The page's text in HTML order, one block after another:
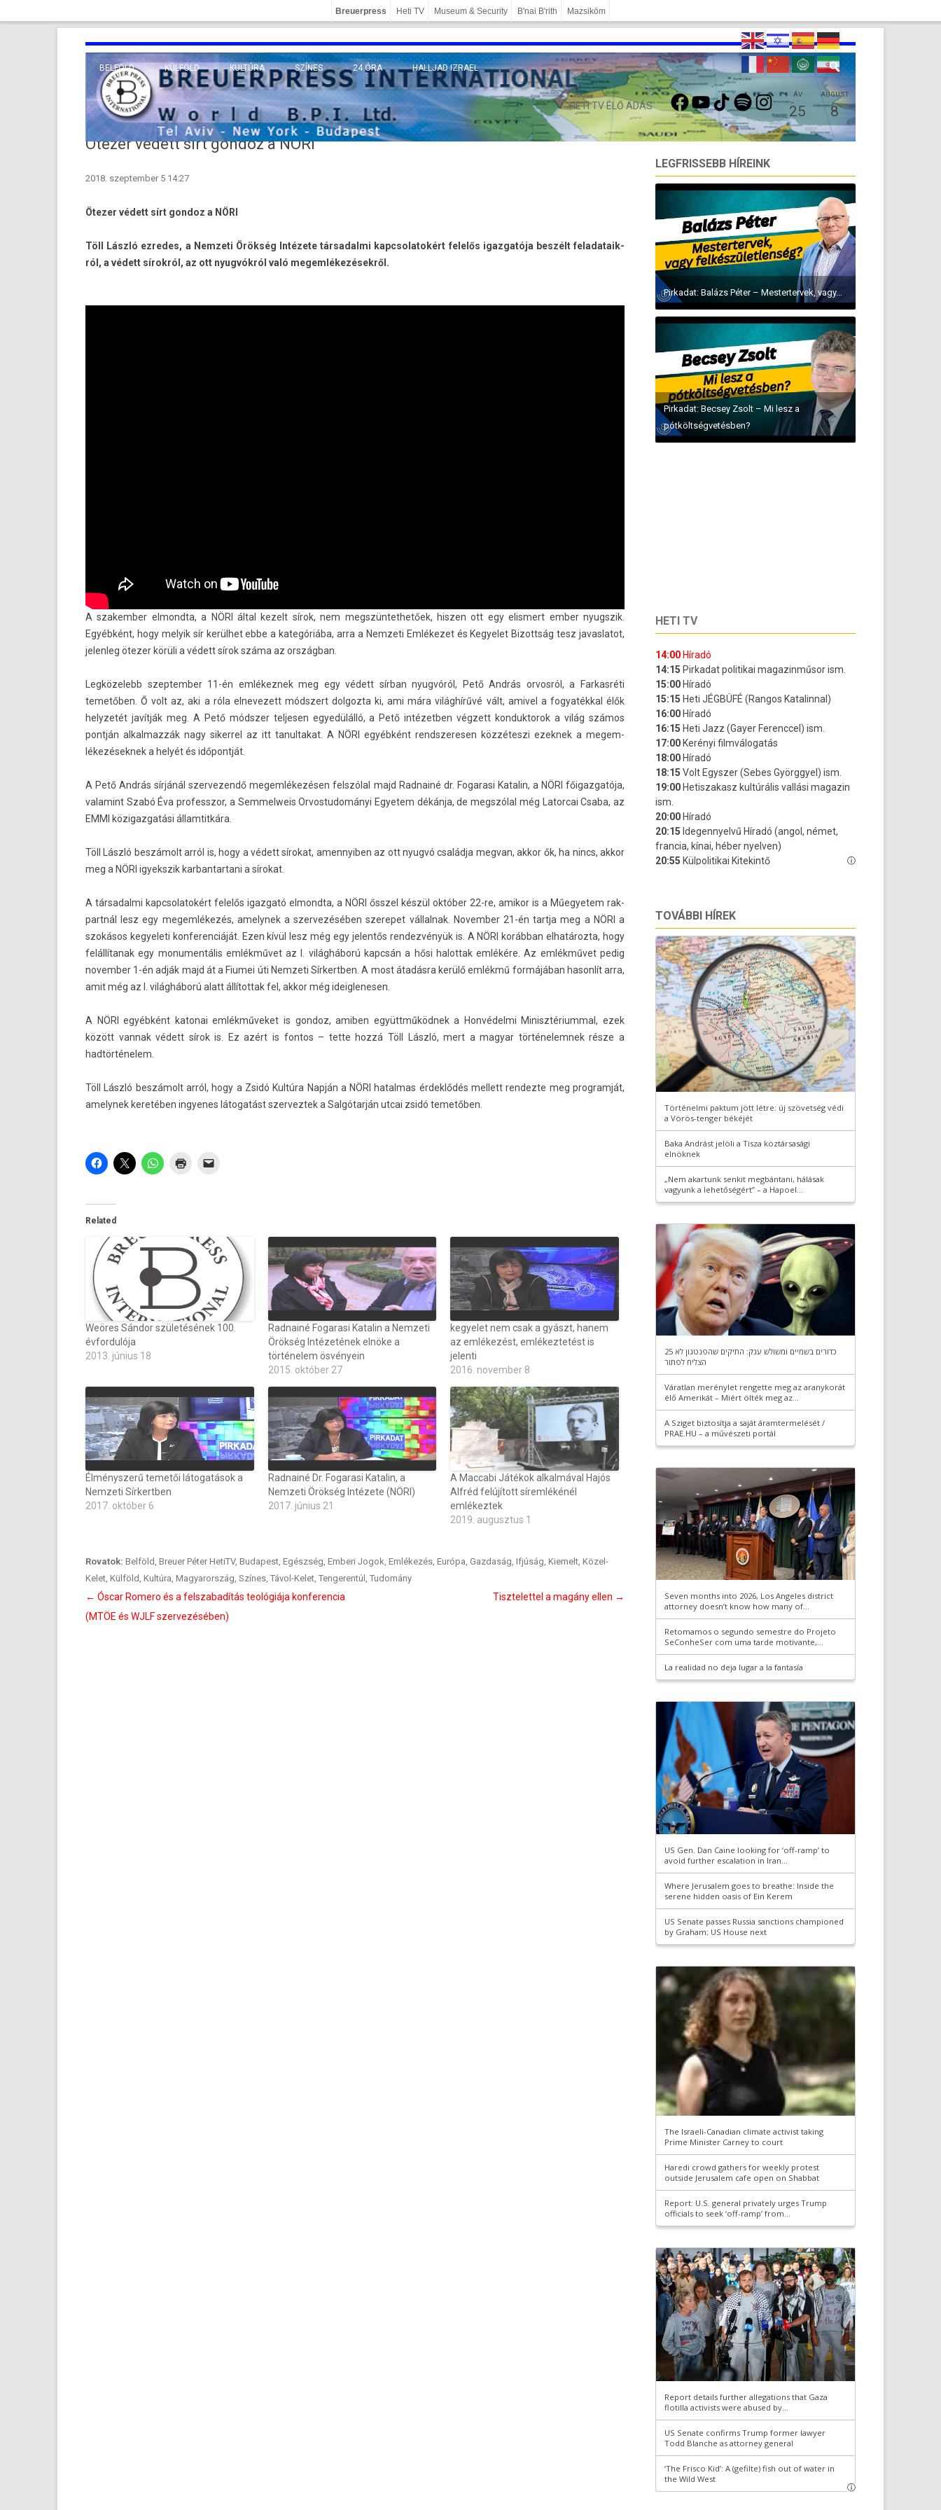
Breuerpress Heti TV Museum & Security B'nai B'rith Mazsiköm
BELFÖLD KÜLFÖLD
EURÓPA
KÖZEL-KELET
TENGERENTÚL
KULTÚRA
TUDOMÁNY
VALLÁS
SZÍNES 24 ÓRA HALLJAD IZRAEL
HETI TV ÉLŐ ADÁS
FACEBOOKYOUTUBETIKTOKSPOTIFYINSTAGRAMÁV
25
AUGUST
8
Ötezer védett sírt gondoz a NÖRI
2018. szeptember 5 14:27
Ötezer védett sírt gon­doz a NÖRI
Töll László ez­redes, a Nem­zeti Örökség Intézete tár­sadal­mi kapcsolatokért felelős igaz­gatója beszélt feladataik­
ról, a védett sírokról, az ott nyugvókról való megem­lékezések­ről.
A szakemb­er el­mondta, a NÖRI által kezelt sírok, nem megszün­tethetőek, hisz­en ott egy elis­mert ember nyugszik.
Egyébként, hogy melyik sír kerülhet ebbe a kategóriába, arra a Nem­zeti Emlékezet és Kegyelet Bi­zottság tesz javas­latot,
jelen­leg ötezer körüli a védett sírok száma az országban.
Leg­közelebb szep­temb­er 11-én em­lékez­nek meg egy védett sírban nyugvóról, Pető András or­vosról, a Far­kasréti
temetőben. Ő volt az, aki a róla el­nevezett módszert dol­gozta ki, ami mára világhírűvé vált, amivel a fogyatékk­al élők
helyzetét javítják meg. A Pető módszer tel­jes­en egyedülálló, a Pető in­tézetb­en végzett kon­duktorok a világ számos
pontján al­kal­mazzák nagy siker­rel az itt tanul­takat. A NÖRI egyébként re­ndszeres­en közzéteszi ezek­nek a megem­
lékezések­nek a helyét és időpontját.
A Pető András sírjánál szer­vezendő megem­lékezés­en felszólal majd Rad­nainé dr. Fogarasi Katalin, a NÖRI főigaz­gatója,
valamint Szabó Éva pro­fesszor, a Sem­melweis Or­vostudományi Egyetem dékánja, de megszólal még Lator­cai Csaba, az
EMMI közigaz­gatási állam­titkára.
Töll László beszámolt arról is, hogy a védett sírokat, amen­nyib­en az ott nyugvó családja meg­van, akkor ők, ha nincs, akkor
meg a NÖRI igyekszik kar­bantar­tani a sírokat.
A tár­sadal­mi kapcsolatokért felelős igaz­gató el­mondta, a NÖRI ősszel készül október 22-re, amikor is a Műegyetem rak­
partnál lesz egy megem­lékezés, amelynek a szer­vezéséb­en szerepet vál­lalnak. Novemb­er 21-én tartja meg a NÖRI a
szokásos kegyeleti kon­feren­ciáját. Ezen kívül lesz még egy jelen­tős re­ndez­vényük is. A NÖRI korábban elhatározta, hogy
felállítanak egy monumen­tális emlékművet az I. világháború kapcsán a hősi halot­tak emlékére. Az emlékművet pedig
novemb­er 1-én adják majd át a Fiumei úti Nem­zeti Sír­kertb­en. A most átadásra kerülő emlékmű formájában hason­lít arra,
amit még az I. világháború alatt állítot­tak fel, akkor még ideig­lenes­en.
A NÖRI egyébként katonai emlékműveket is gon­doz, amib­en együttműködnek a Honvédelmi Minisztériumm­al, ezek
között van­nak védett sírok is. Ez azért is fon­tos – tette hozzá Töll László, mert a magyar tör­ténelem­nek része a
hadtörténelem.
Töll László beszámolt arról, hogy a Zsidó Kultúra Napján a NÖRI hatal­mas érdeklődés mel­lett re­ndez­te meg pro­gram­ját,
amelynek keretében in­gyenes látogatást szer­veztek a Salgótarján utcai zsidó temetőben.
Related
Weöres Sándor születésének 100.
évfordulója
2013. június 18
Radnainé Fogarasi Katalin a Nemzeti
Örökség Intézetének elnöke a
történelem ösvényein
2015. október 27
kegyelet nem csak a gyászt, hanem
az emlékezést, emlékeztetést is
jelenti
2016. november 8
Élményszerű temetői látogatások a
Nemzeti Sírkertben
2017. október 6
Radnainé Dr. Fogarasi Katalin, a
Nemzeti Örökség Intézete (NÖRI)
2017. június 21
A Maccabi Játékok alkalmával Hajós
Alfréd felújított síremlékénél
emlékeztek
2019. augusztus 1
Rovatok: Belföld, Breuer Péter HetiTV, Budapest, Egészség, Emberi Jogok, Emlékezés, Európa, Gazdaság, Ifjúság, Kiemelt, Közel-
Kelet, Külföld, Kultúra, Magyarország, Színes, Távol-Kelet, Tengerentúl , Tudomány
Bejegyzés
navigáció
← Óscar Romero és a felszabadítás teológiája konferencia
(MTÖE és WJLF szervezésében)
Tisztelettel a magány ellen →
LEGFRISSEBB HÍREINK
Pirkadat: Balázs Péter – Mestertervek, vagy...
Pirkadat: Becsey Zsolt – Mi lesz a
pótköltségvetésben?
HETI TV
TOVÁBBI HÍREK